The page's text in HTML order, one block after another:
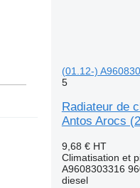
(01.12-)
5
Radiateur de
Antos Arocs
9,68 € HT
Climatisation et
A9608303316
diesel